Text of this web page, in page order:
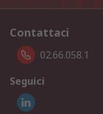
Contattaci
02.66.058.1
Seguici